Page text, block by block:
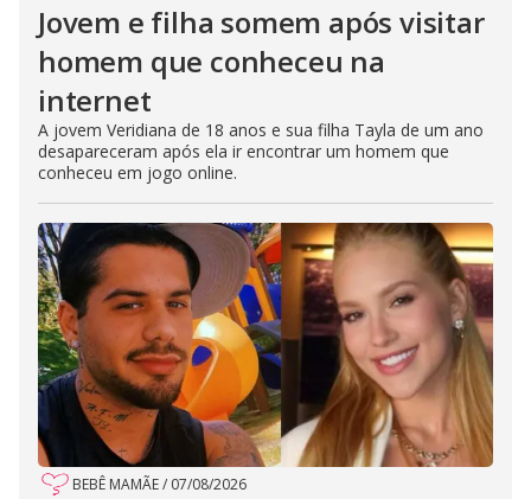
Jovem e filha somem após visitar
homem que conheceu na
internet
A jovem Veridiana de 18 anos e sua filha Tayla de um ano
desapareceram após ela ir encontrar um homem que
conheceu em jogo online.
BEBÊ MAMÃE/ 07/08/2026